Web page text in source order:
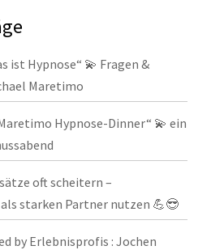
ist Hypnose“ 💫 Fragen &
Maretimo
Hypnose-Dinner“ 💫 ein
oft scheitern –
starken Partner nutzen 💪😎
by Erlebnisprofis : Jochen